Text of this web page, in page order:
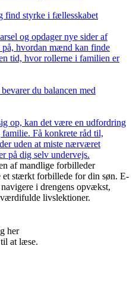
find styrke i fællesskabet
og opdager nye sider af
hvordan mænd kan finde
tid, hvor rollerne i familien er
du balancen med
op, kan det være en udfordring
Få konkrete råd til,
uden at miste nærværet
på dig selv undervejs.
af mandlige forbilleder
stærkt forbillede for din søn. E-
i drengens opvækst,
livslektioner.
her
at læse.